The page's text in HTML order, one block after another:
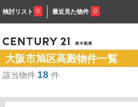
検討リスト 0 最近見た物件 0
大阪市旭区高殿物件一覧
該当物件 18 件